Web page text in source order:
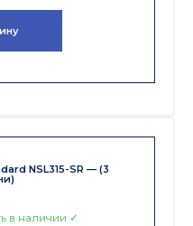
NSL315-SR — (3
в наличии ✓